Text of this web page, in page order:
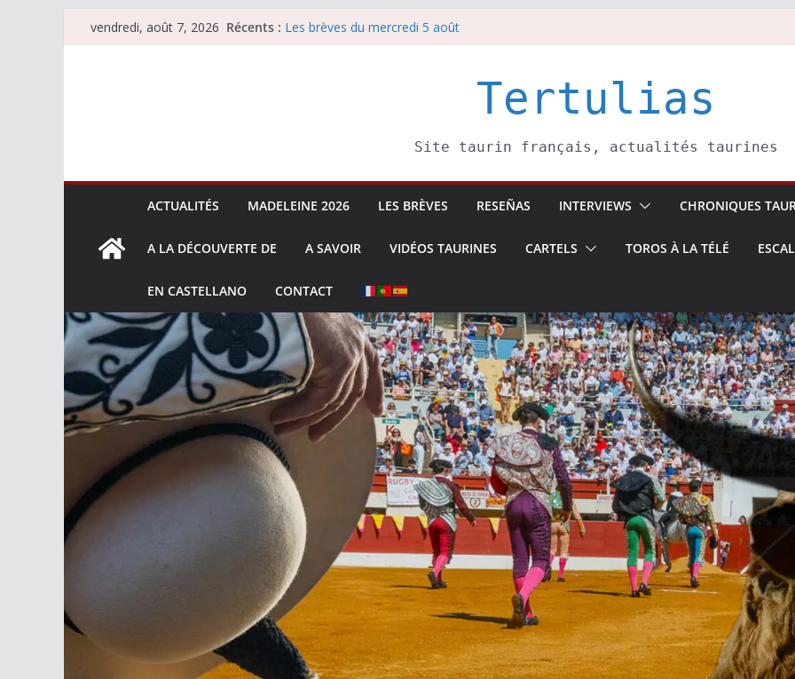
Passervendredi, août 7, 2026 Récents : Les brèves du mercredi 5 août
Tertulias
Site taurin français, actualités taurines
ACTUALITÉS MADELEINE 2026 LES BRÈVES RESEÑAS INTERVIEWS CHRONIQUES
A LA DÉCOUVERTE DE A SAVOIR VIDÉOS TAURINES CARTELS TOROS À LA TÉLÉ
EN CASTELLANO CONTACT